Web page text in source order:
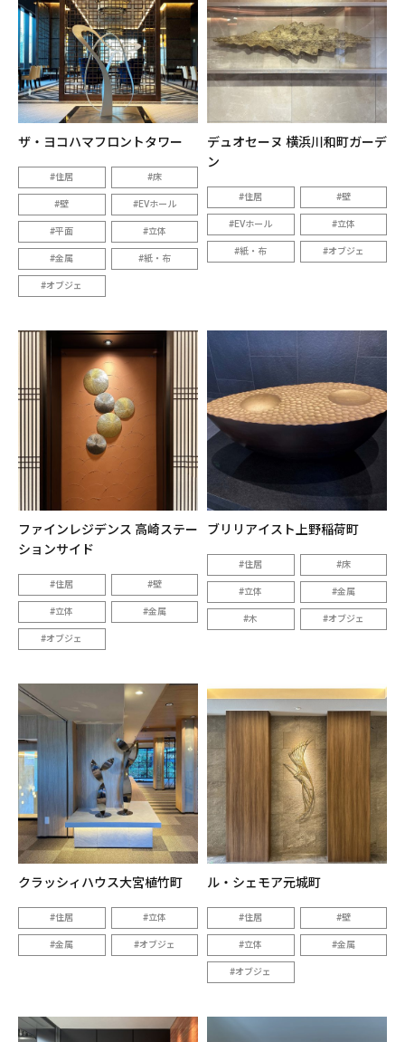
ザ・ヨコハマフロントタワー
住居 床
壁 EVホール
平面 立体
金属 紙・布
オブジェ
デュオセーヌ 横浜川和町ガーデ
ン
住居 壁
EVホール 立体
紙・布 オブジェ
ファインレジデンス 高崎ステー
ションサイド
住居 壁
立体 金属
オブジェ
ブリリアイスト上野稲荷町
住居 床
立体 金属
木 オブジェ
クラッシィハウス大宮植竹町
住居 立体
金属 オブジェ
ル・シェモア元城町
住居 壁
立体 金属
オブジェ